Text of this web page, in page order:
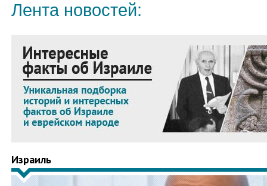
Лента новостей:
Израиль